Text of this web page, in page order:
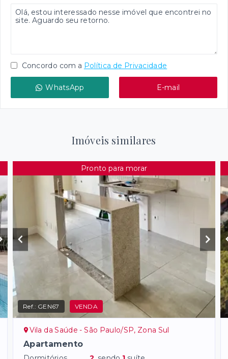
Concordo com a Política de Privacidade
WhatsApp E-mail
Imóveis similares
Pronto para morar
Ref.: GEN67 VENDA
Vila da Saúde - São Paulo/SP, Zona Sul
Apartamento